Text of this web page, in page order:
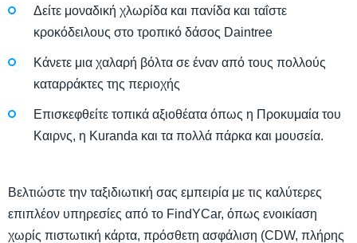
Δείτε μοναδική χλωρίδα και πανίδα και ταΐστε
κροκόδειλους στο τροπικό δάσος Daintree
Κάνετε μια χαλαρή βόλτα σε έναν από τους πολλούς
καταρράκτες της περιοχής
Επισκεφθείτε τοπικά αξιοθέατα όπως η Προκυμαία του
Καιρνς, η Kuranda και τα πολλά πάρκα και μουσεία.
Βελτιώστε την ταξιδιωτική σας εμπειρία με τις καλύτερες
επιπλέον υπηρεσίες από το FindYCar, όπως ενοικίαση
χωρίς πιστωτική κάρτα, πρόσθετη ασφάλιση (CDW, πλήρης